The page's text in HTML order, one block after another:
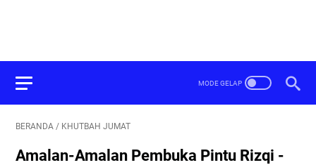
BERANDA / KHUTBAH JUMAT
Amalan-Amalan Pembuka Pintu Rizqi -